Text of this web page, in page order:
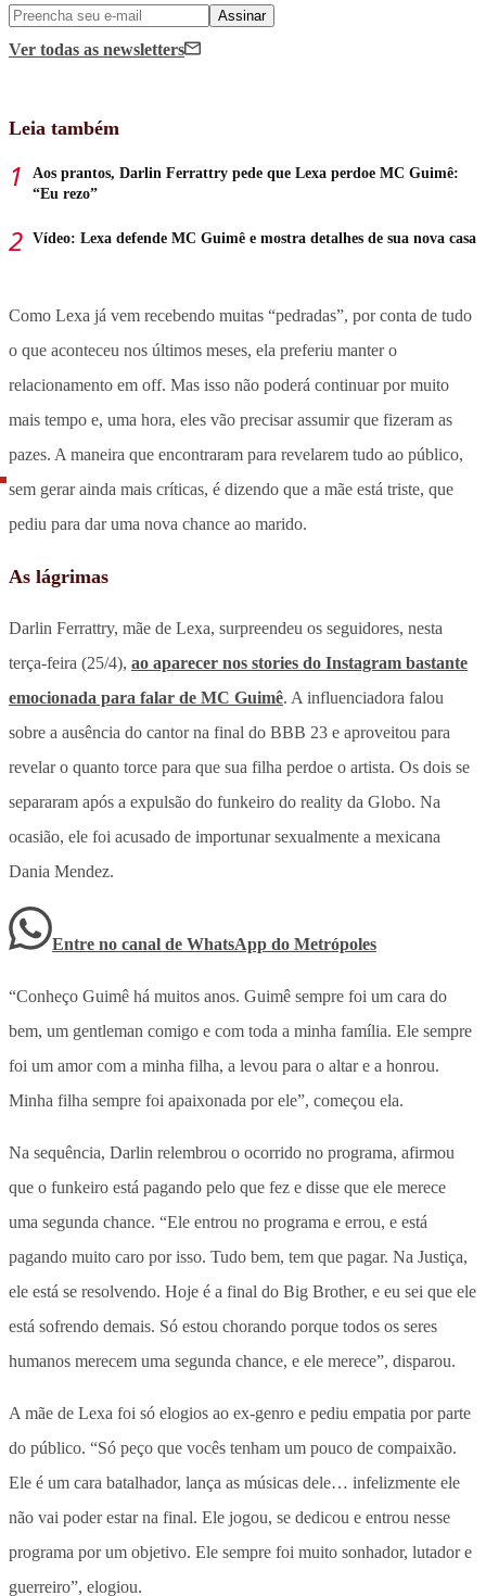
Assinar
Ver todas as newsletters
Leia também
Aos prantos, Darlin Ferrattry pede que Lexa perdoe MC Guimê:
“Eu rezo”
Vídeo: Lexa defende MC Guimê e mostra detalhes de sua nova casa
Como Lexa já vem recebendo muitas “pedradas”, por conta de tudo
o que aconteceu nos últimos meses, ela preferiu manter o
relacionamento em off. Mas isso não poderá continuar por muito
mais tempo e, uma hora, eles vão precisar assumir que fizeram as
pazes. A maneira que encontraram para revelarem tudo ao público,
sem gerar ainda mais críticas, é dizendo que a mãe está triste, que
pediu para dar uma nova chance ao marido.
As lágrimas
Darlin Ferrattry, mãe de Lexa, surpreendeu os seguidores, nesta
terça-feira (25/4), ao aparecer nos stories do Instagram bastante
emocionada para falar de MC Guimê. A influenciadora falou
sobre a ausência do cantor na final do BBB 23 e aproveitou para
revelar o quanto torce para que sua filha perdoe o artista. Os dois se
separaram após a expulsão do funkeiro do reality da Globo. Na
ocasião, ele foi acusado de importunar sexualmente a mexicana
Dania Mendez.
Entre no canal de WhatsApp do Metrópoles
“Conheço Guimê há muitos anos. Guimê sempre foi um cara do
bem, um gentleman comigo e com toda a minha família. Ele sempre
foi um amor com a minha filha, a levou para o altar e a honrou.
Minha filha sempre foi apaixonada por ele”, começou ela.
Na sequência, Darlin relembrou o ocorrido no programa, afirmou
que o funkeiro está pagando pelo que fez e disse que ele merece
uma segunda chance. “Ele entrou no programa e errou, e está
pagando muito caro por isso. Tudo bem, tem que pagar. Na Justiça,
ele está se resolvendo. Hoje é a final do Big Brother, e eu sei que ele
está sofrendo demais. Só estou chorando porque todos os seres
humanos merecem uma segunda chance, e ele merece”, disparou.
A mãe de Lexa foi só elogios ao ex-genro e pediu empatia por parte
do público. “Só peço que vocês tenham um pouco de compaixão.
Ele é um cara batalhador, lança as músicas dele… infelizmente ele
não vai poder estar na final. Ele jogou, se dedicou e entrou nesse
programa por um objetivo. Ele sempre foi muito sonhador, lutador e
guerreiro”, elogiou.